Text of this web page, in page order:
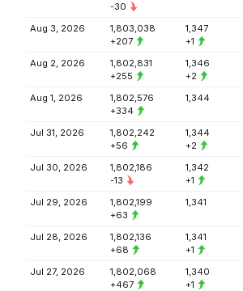
-30
Aug 3, 2026
1,803,038
+207
1,347
+1
Aug 2, 2026
1,802,831
+255
1,346
+2
Aug 1, 2026
1,802,576
+334
1,344
Jul 31, 2026
1,802,242
+56
1,344
+2
Jul 30, 2026
1,802,186
-13
1,342
+1
Jul 29, 2026
1,802,199
+63
1,341
Jul 28, 2026
1,802,136
+68
1,341
+1
Jul 27, 2026
1,802,068
+467
1,340
+1